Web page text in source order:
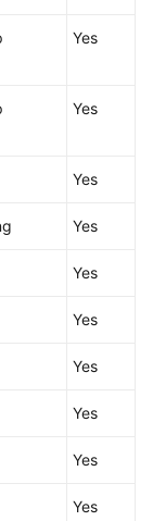
Yes
Yes
Yes
Yes
Yes
Yes
Yes
Yes
Yes
Yes